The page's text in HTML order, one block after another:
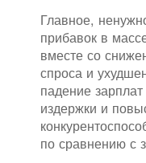
Главное,
прибавок в
вместе со
спроса и
падение
издержки и
по сравнению с